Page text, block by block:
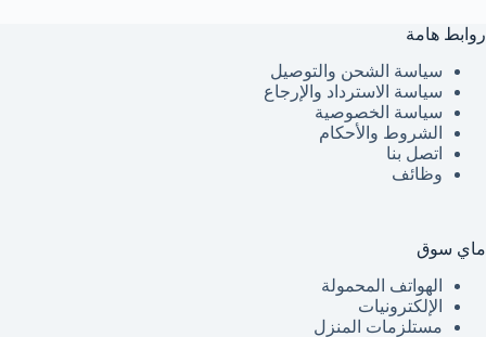
روابط هامة
سياسة الشحن والتوصيل
سياسة الاسترداد والإرجاع
سياسة الخصوصية
الشروط والأحكام
اتصل بنا
وظائف
ماي سوق
الهواتف المحمولة
الإلكترونيات
مستلزمات المنزل